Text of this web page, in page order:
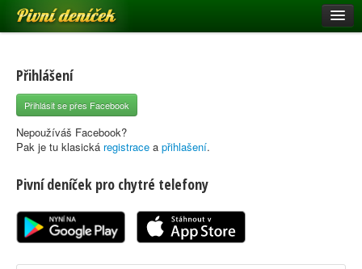
Pivní deníček
Pivní mapa
Pivní značky
Nápověda
Registrace
Přihlášení
Přihlásit se přes Facebook
Nepoužíváš Facebook?
Pak je tu klasická registrace a přihlašení.
Pivní deníček pro chytré telefony